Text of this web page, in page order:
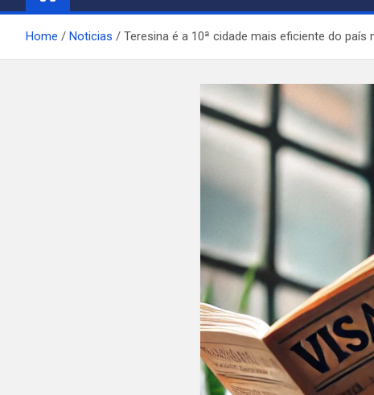
Home Noticias Teresina é a 10ª cidade mais eficiente do